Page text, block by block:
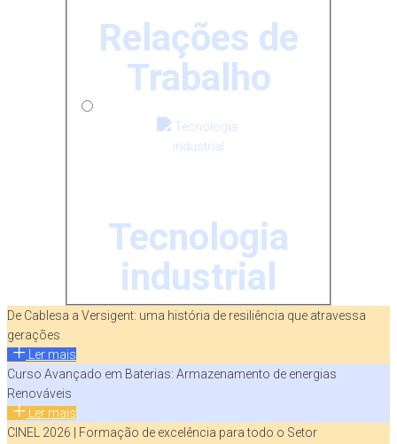
Relações de
Trabalho
Tecnologia
industrial
De Cablesa a Versigent: uma história de resiliência que atravessa
gerações
Ler mais
Curso Avançado em Baterias: Armazenamento de energias
Renováveis
Ler mais
CINEL 2026 | Formação de excelência para todo o Setor